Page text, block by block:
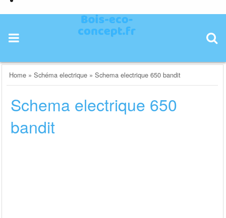
content
Home »Schéma electrique »Schema electrique 650 bandit
Schema electrique 650
bandit